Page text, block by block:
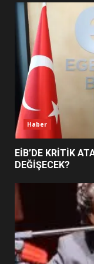
5
6
Haber
EİB’DE KRİTİK
DEĞİŞECEK?